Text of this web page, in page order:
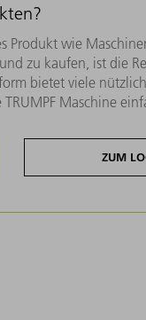
Produkt wie
zu kaufen, ist die
bietet viele
Maschine
ZUM